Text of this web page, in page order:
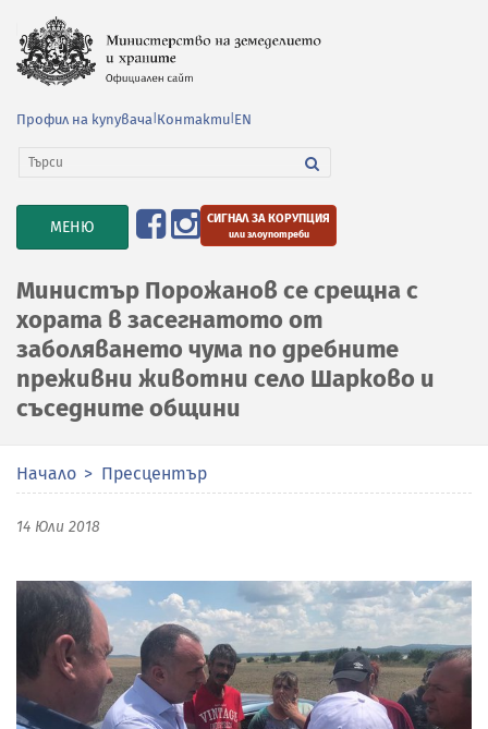
Профил на купувача Контакти EN
TOGGLE
NAVIGATION
МЕНЮ СИГНАЛ ЗА КОРУПЦИЯ
или злоупотреби
Министър Порожанов се срещна с
хората в засегнатото от
заболяването чума по дребните
преживни животни село Шарково и
съседните общини
Начало Пресцентър
14 Юли 2018